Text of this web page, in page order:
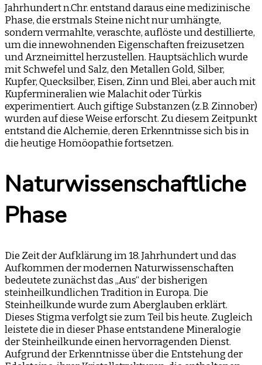
Jahrhundert n.Chr. entstand daraus eine medizinische
Phase, die erstmals Steine nicht nur umhängte,
sondern vermahlte, veraschte, auflöste und destillierte,
um die innewohnenden Eigenschaften freizusetzen
und Arzneimittel herzustellen. Hauptsächlich wurde
mit Schwefel und Salz, den Metallen Gold, Silber,
Kupfer, Quecksilber, Eisen, Zinn und Blei, aber auch mit
Kupfermineralien wie Malachit oder Türkis
experimentiert. Auch giftige Substanzen (z.B. Zinnober)
wurden auf diese Weise erforscht. Zu diesem Zeitpunkt
entstand die Alchemie, deren Erkenntnisse sich bis in
die heutige Homöopathie fortsetzen.
Naturwissenschaftliche
Phase
Die Zeit der Aufklärung im 18. Jahrhundert und das
Aufkommen der modernen Naturwissenschaften
bedeutete zunächst das „Aus“ der bisherigen
steinheilkundlichen Tradition in Europa. Die
Steinheilkunde wurde zum Aberglauben erklärt.
Dieses Stigma verfolgt sie zum Teil bis heute. Zugleich
leistete die in dieser Phase entstandene Mineralogie
der Steinheilkunde einen hervorragenden Dienst.
Aufgrund der Erkenntnisse über die Entstehung der